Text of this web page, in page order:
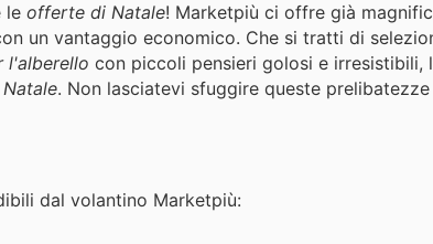
le offerte di Natale! Marketpiù ci offre già
un vantaggio economico. Che si tratti di
l'alberello con piccoli pensieri golosi e irresistibili,
. Non lasciatevi sfuggire queste
dal volantino Marketpiù: